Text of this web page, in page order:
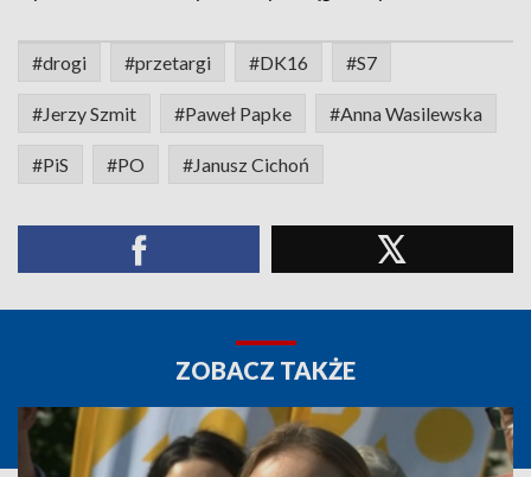
#drogi #przetargi #DK16 #S7
#Jerzy Szmit #Paweł Papke #Anna Wasilewska
#PiS #PO #Janusz Cichoń
ZOBACZ TAKŻE